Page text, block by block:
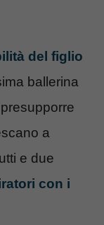
del figlio
ballerina
a
e due
con i